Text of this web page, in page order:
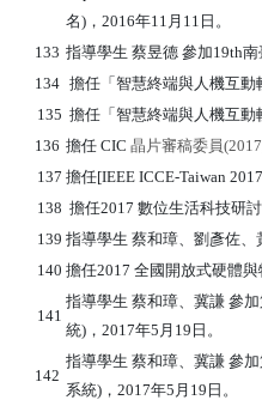
名)，2016年11月11日。
133 指導學生 蔡昱德 參加19th
134 擔任「智慧終端與人機互
135 擔任「智慧終端與人機互
136 擔任 CIC 晶片審稿委員
137 擔任[IEEE ICCE-Taiwan
138 擔任2017 數位生活科技研
139 指導學生 蔡和璋、劉彥佐
140 擔任2017 全國開放式硬體
141
指導學生 蔡和璋、冀謙 參
統)，2017年5月19日。
142
指導學生 蔡和璋、冀謙 參
系統)，2017年5月19日。